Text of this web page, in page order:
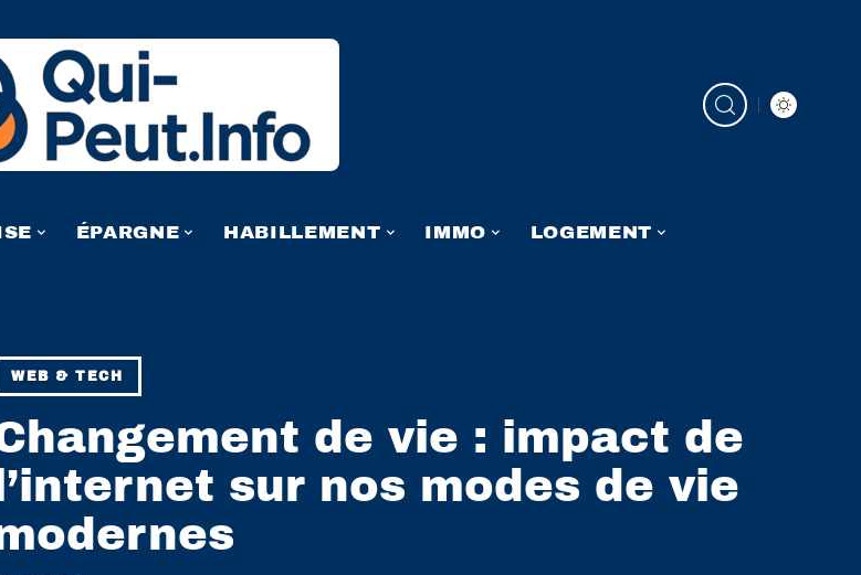
ÉPARGNE HABILLEMENT IMMO LOGEMENT
WEB & TECH
de vie : impact de
l’internet sur nos modes de vie